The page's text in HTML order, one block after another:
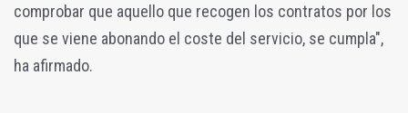
comprobar que aquello que recogen los contratos por los
que se viene abonando el coste del servicio, se cumpla",
ha afirmado.